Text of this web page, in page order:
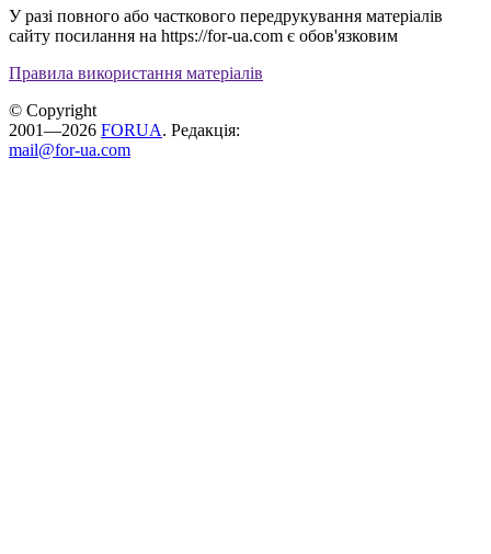
У разі повного або часткового передрукування матеріалів
сайту посилання на https://for-ua.com є обов'язковим
Правила використання матеріалів
© Copyright
2001—2026 FORUA. Редакція:
mail@for-ua.com